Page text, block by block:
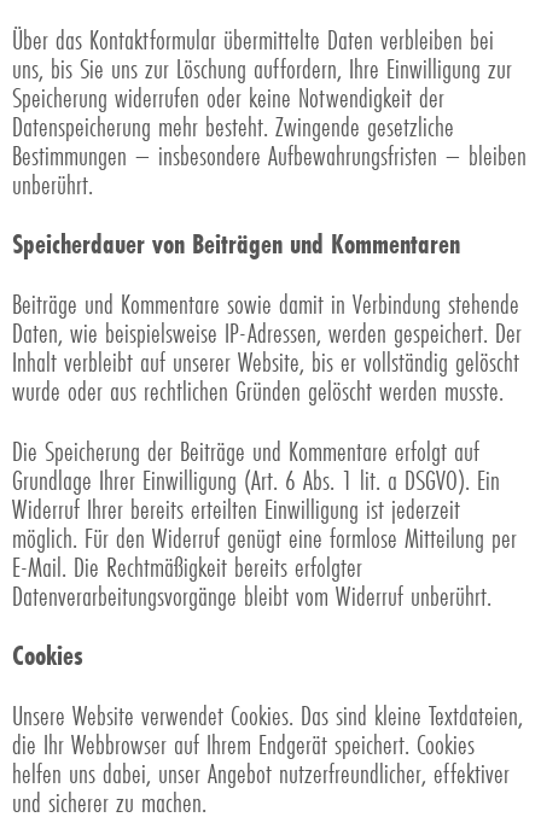
Über das Kontaktformular übermittelte Daten verbleiben bei
uns, bis Sie uns zur Löschung auffordern, Ihre Einwilligung zur
Speicherung widerrufen oder keine Notwendigkeit der
Datenspeicherung mehr besteht. Zwingende gesetzliche
Bestimmungen – insbesondere Aufbewahrungsfristen – bleiben
unberührt.
Speicherdauer von Beiträgen und Kommentaren
Beiträge und Kommentare sowie damit in Verbindung stehende
Daten, wie beispielsweise IP-Adressen, werden gespeichert. Der
Inhalt verbleibt auf unserer Website, bis er vollständig gelöscht
wurde oder aus rechtlichen Gründen gelöscht werden musste.
Die Speicherung der Beiträge und Kommentare erfolgt auf
Grundlage Ihrer Einwilligung (Art. 6 Abs. 1 lit. a DSGVO). Ein
Widerruf Ihrer bereits erteilten Einwilligung ist jederzeit
möglich. Für den Widerruf genügt eine formlose Mitteilung per
E-Mail. Die Rechtmäßigkeit bereits erfolgter
Datenverarbeitungsvorgänge bleibt vom Widerruf unberührt.
Cookies
Unsere Website verwendet Cookies. Das sind kleine Textdateien,
die Ihr Webbrowser auf Ihrem Endgerät speichert. Cookies
helfen uns dabei, unser Angebot nutzerfreundlicher, effektiver
und sicherer zu machen.